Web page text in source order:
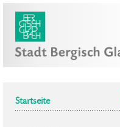
Startseite